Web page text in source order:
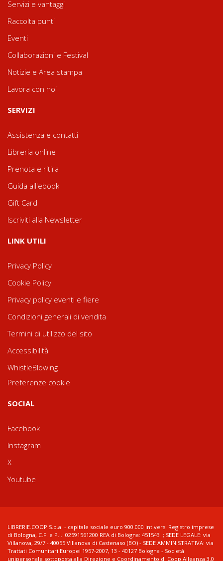
Servizi e vantaggi
Raccolta punti
Eventi
Collaborazioni e Festival
Notizie e Area stampa
Lavora con noi
SERVIZI
Assistenza e contatti
Libreria online
Prenota e ritira
Guida all'ebook
Gift Card
Iscriviti alla Newsletter
LINK UTILI
Privacy Policy
Cookie Policy
Privacy policy eventi e fiere
Condizioni generali di vendita
Termini di utilizzo del sito
Accessibilità
WhistleBlowing
Preferenze cookie
SOCIAL
Facebook
Instagram
X
Youtube
LIBRERIE.COOP S.p.a. - capitale sociale euro 900.000 int.vers. Registro imprese
di Bologna, C.F. e P.I.: 02591561200 REA di Bologna: 451543 ; SEDE LEGALE: via
Villanova, 29/7 - 40055 Villanova di Castenaso (BO) - SEDE AMMINISTRATIVA: via
Trattati Comunitari Europei 1957-2007, 13 - 40127 Bologna - Società
unipersonale sottoposta alla Direzione e Coordinamento di Coop Alleanza 3.0